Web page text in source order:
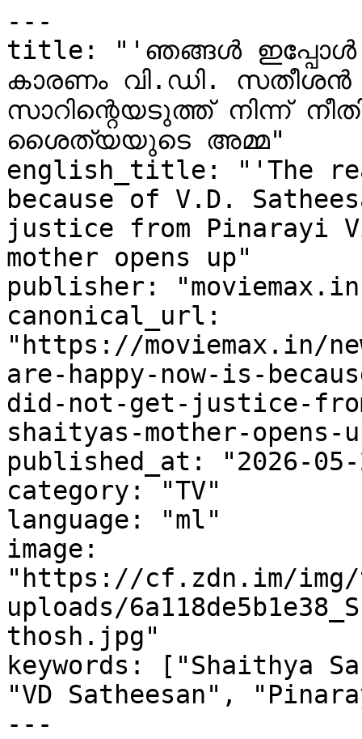
---
title: "'ഞങ്ങൾ ഇപ്പോൾ
കാരണം വി.ഡി. സതീശൻ
സാറിന്റെയടുത്ത് നിന്ന്
ശൈത്യയുടെ അമ്മ"
english_title: "'The
because of V.D.
justice from Pinarayi
mother opens up"
publisher:
canonical_url:
"https://moviemax.in/
are-happy-now-is-
did-not-get-justice-
shaityas-mother-opens-
published_at: "2026-05-
category: "TV"
language: "ml"
image:
"https://cf.zdn.im/img/
uploads/
thosh.jpg"
keywords: ["Shaithya
"VD Satheesan",
---